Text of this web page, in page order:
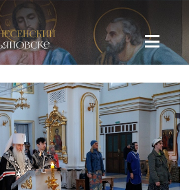
собор в Ульяновске